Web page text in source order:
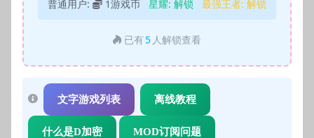
普通用户: 1游戏币 星耀: 解锁 最强王者: 解锁
已有 5 人解锁查看
文字游戏列表 离线教程
什么是D加密 MOD订阅问题